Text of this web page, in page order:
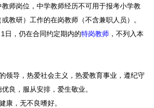
师岗位，中学教师经历不可用于报考小学教
教研）工作的在岗教师（不含兼职人员）。
日，仍在合同约定期内的特岗教师 ，不列入本
领导，热爱社会主义，热爱教育事业，遵纪守
良，服从安排，爱生敬业。
康，无不良嗜好。